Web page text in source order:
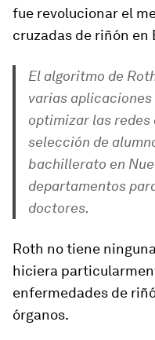
fue revolucionar el
cruzadas de riñón en
El algoritmo de
varias
optimizar las redes
selección de
bachillerato en
departamentos
doctores.
Roth no tiene
hiciera
enfermedades de
órganos.